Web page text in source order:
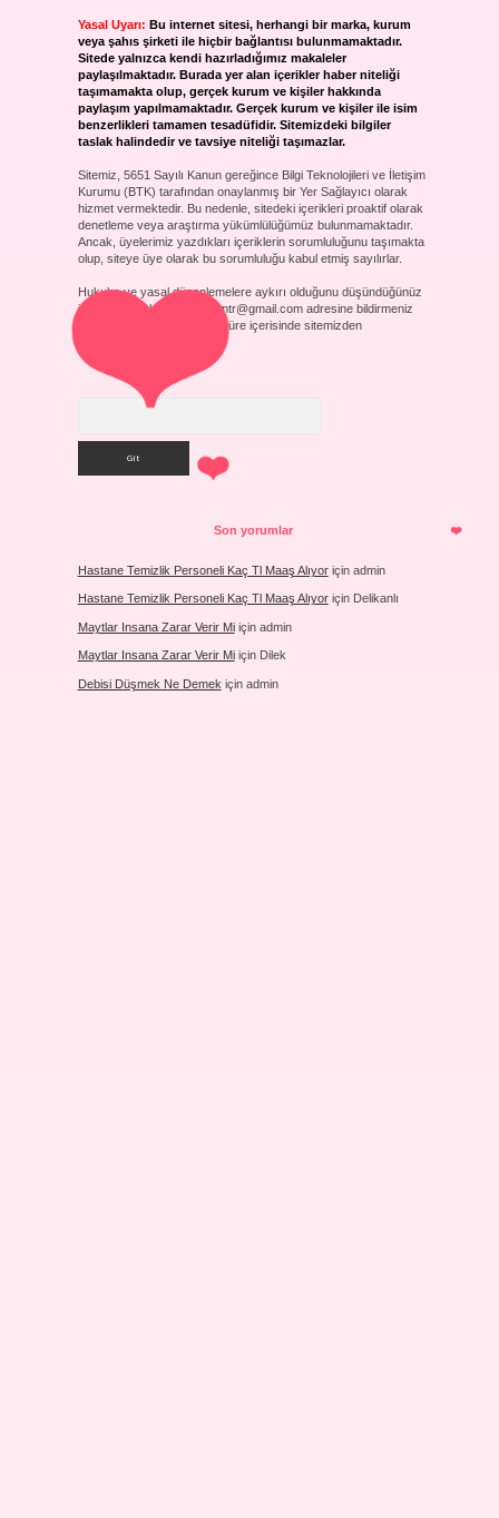
Yasal Uyarı: Bu internet sitesi, herhangi bir marka, kurum
veya şahıs şirketi ile hiçbir bağlantısı bulunmamaktadır.
Sitede yalnızca kendi hazırladığımız makaleler
paylaşılmaktadır. Burada yer alan içerikler haber niteliği
taşımamakta olup, gerçek kurum ve kişiler hakkında
paylaşım yapılmamaktadır. Gerçek kurum ve kişiler ile isim
benzerlikleri tamamen tesadüfidir. Sitemizdeki bilgiler
taslak halindedir ve tavsiye niteliği taşımazlar.
Sitemiz, 5651 Sayılı Kanun gereğince Bilgi Teknolojileri ve İletişim
Kurumu (BTK) tarafından onaylanmış bir Yer Sağlayıcı olarak
hizmet vermektedir. Bu nedenle, sitedeki içerikleri proaktif olarak
denetleme veya araştırma yükümlülüğümüz bulunmamaktadır.
Ancak, üyelerimiz yazdıkları içeriklerin sorumluluğunu taşımakta
olup, siteye üye olarak bu sorumluluğu kabul etmiş sayılırlar.
Hukuka ve yasal düzenlemelere aykırı olduğunu düşündüğünüz
içerikleri,
backlinkpanelicomtr@gmail.comadresine bildirmeniz
halinde, ilgili içerikler yasal süre içerisinde sitemizden
Son yorumlar
Hastane Temizlik Personeli Kaç Tl Maaş Alıyoriçin admin
Hastane Temizlik Personeli Kaç Tl Maaş Alıyoriçin Delikanlı
Maytlar Insana Zarar Verir Miiçin admin
Maytlar Insana Zarar Verir Miiçin Dilek
Debisi Düşmek Ne Demek için admin